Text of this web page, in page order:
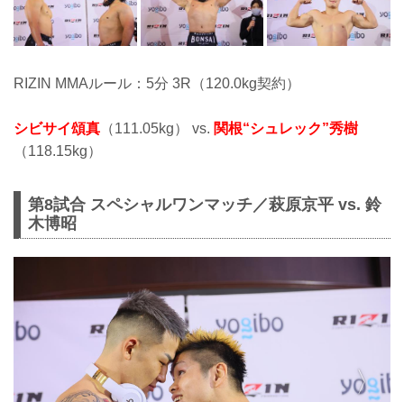
RIZIN MMAルール：5分 3R（120.0kg契約）
シビサイ頌真 （111.05kg） vs. 関根“シュレック”秀樹
（118.15kg）
第8試合 スペシャルワンマッチ／萩原京平 vs. 鈴
木博昭